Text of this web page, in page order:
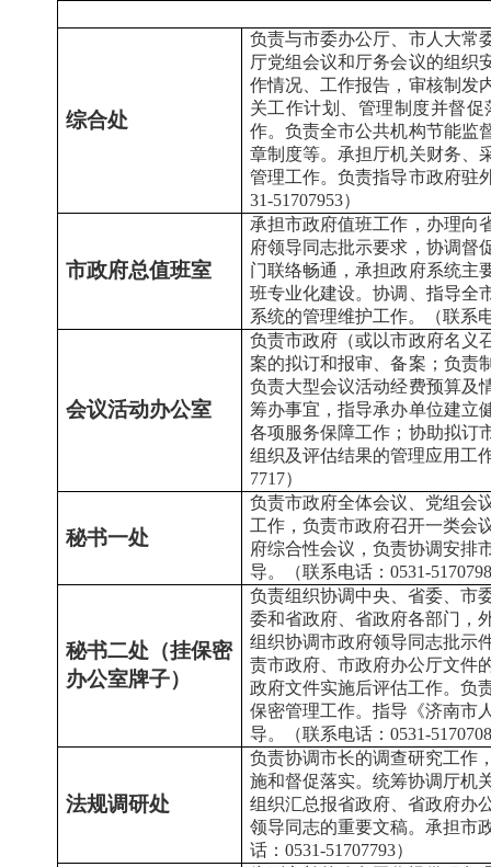
综合处
负责与市委办公厅、市人大常
厅党组会议和厅务会议的组织
作情况、工作报告，审核制发
关工作计划、管理制度并督
作。负责全市公共机构节能监
章制度等。承担厅机关财务、
管理工作。负责指导市政府驻
31-51707953）
市政府总值班室
承担市政府值班工作，办理向
府领导同志批示要求，协调督
门联络畅通，承担政府系统主
班专业化建设。协调、指导全
系统的管理维护工作。（联系
会议活动办公室
负责市政府（或以市政府名义
案的拟订和报审、备案；负责
负责大型会议活动经费预算及
筹办事宜，指导承办单位建立
各项服务保障工作；协助拟订
组织及评估结果的管理应用工
7717）
秘书一处
负责市政府全体会议、党组会
工作，负责市政府召开一类会
府综合性会议，负责协调安排
导。（联系电话：0531-
秘书二处（挂保密
办公室牌子）
负责组织协调中央、省委、市
委和省政府、省政府各部门，
组织协调市政府领导同志批示
责市政府、市政府办公厅文件
政府文件实施后评估工作。负
保密管理工作。指导《济南市
导。（联系电话：0531-
法规调研处
负责协调市长的调查研究工作
施和督促落实。统筹协调厅机
组织汇总报省政府、省政府办
领导同志的重要文稿。承担市
话：0531-51707793）